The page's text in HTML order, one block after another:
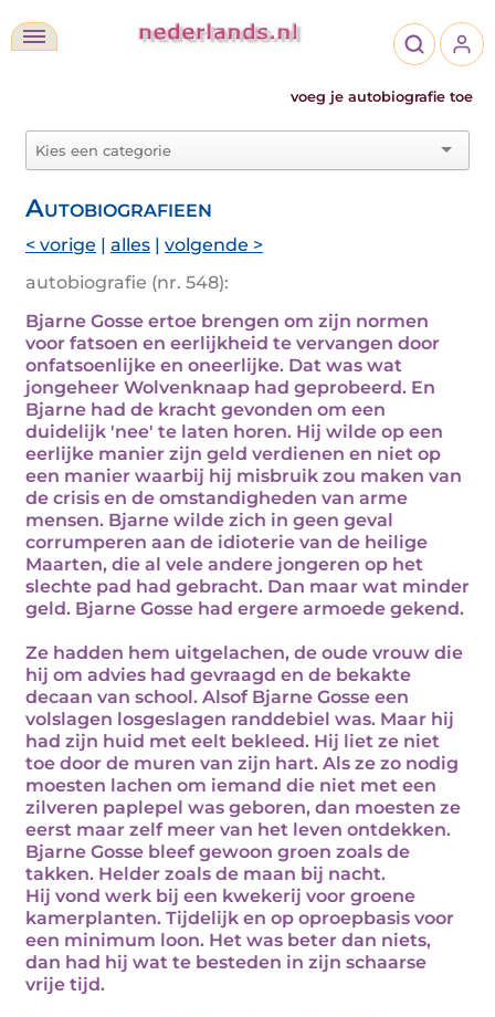
voeg je autobiografie toe
Autobiografieen
< vorige | alles | volgende >
autobiografie (nr. 548):
Bjarne Gosse ertoe brengen om zijn normen
voor fatsoen en eerlijkheid te vervangen door
onfatsoenlijke en oneerlijke. Dat was wat
jongeheer Wolvenknaap had geprobeerd. En
Bjarne had de kracht gevonden om een
duidelijk 'nee' te laten horen. Hij wilde op een
eerlijke manier zijn geld verdienen en niet op
een manier waarbij hij misbruik zou maken van
de crisis en de omstandigheden van arme
mensen. Bjarne wilde zich in geen geval
corrumperen aan de idioterie van de heilige
Maarten, die al vele andere jongeren op het
slechte pad had gebracht. Dan maar wat minder
geld. Bjarne Gosse had ergere armoede gekend.
Ze hadden hem uitgelachen, de oude vrouw die
hij om advies had gevraagd en de bekakte
decaan van school. Alsof Bjarne Gosse een
volslagen losgeslagen randdebiel was. Maar hij
had zijn huid met eelt bekleed. Hij liet ze niet
toe door de muren van zijn hart. Als ze zo nodig
moesten lachen om iemand die niet met een
zilveren paplepel was geboren, dan moesten ze
eerst maar zelf meer van het leven ontdekken.
Bjarne Gosse bleef gewoon groen zoals de
takken. Helder zoals de maan bij nacht.
Hij vond werk bij een kwekerij voor groene
kamerplanten. Tijdelijk en op oproepbasis voor
een minimum loon. Het was beter dan niets,
dan had hij wat te besteden in zijn schaarse
vrije tijd.